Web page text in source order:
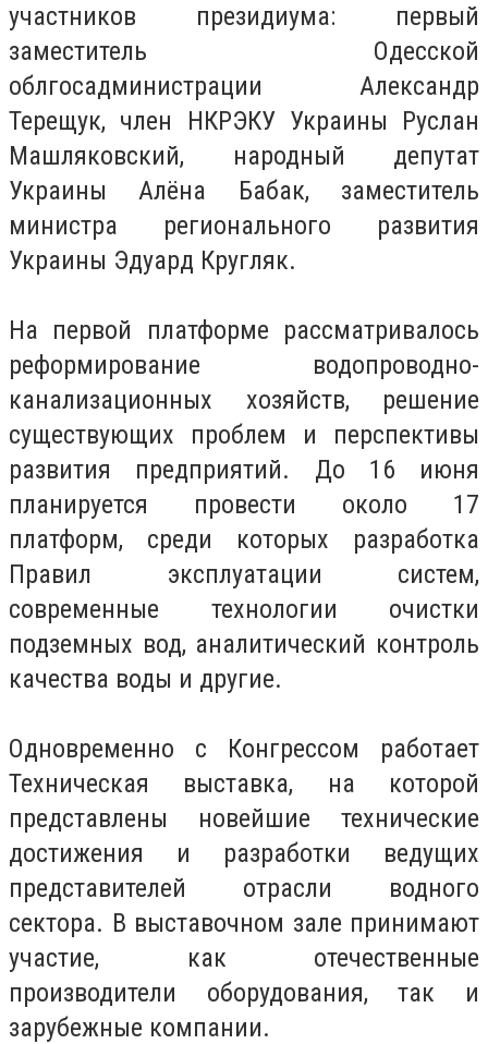
участников президиума: первый
заместитель Одесской
облгосадминистрации Александр
Терещук, член НКРЭКУ Украины Руслан
Машляковский, народный депутат
Украины Алёна Бабак, заместитель
министра регионального развития
Украины Эдуард Кругляк.
На первой платформе рассматривалось
реформирование водопроводно-
канализационных хозяйств, решение
существующих проблем и перспективы
развития предприятий. До 16 июня
планируется провести около 17
платформ, среди которых разработка
Правил эксплуатации систем,
современные технологии очистки
подземных вод, аналитический контроль
качества воды и другие.
Одновременно с Конгрессом работает
Техническая выставка, на которой
представлены новейшие технические
достижения и разработки ведущих
представителей отрасли водного
сектора. В выставочном зале принимают
участие, как отечественные
производители оборудования, так и
зарубежные компании.